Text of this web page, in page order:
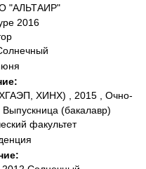
"АЛЬТАИР"
2016
ХИНХ) , 2015 , Очно-
(бакалавр)
факультет